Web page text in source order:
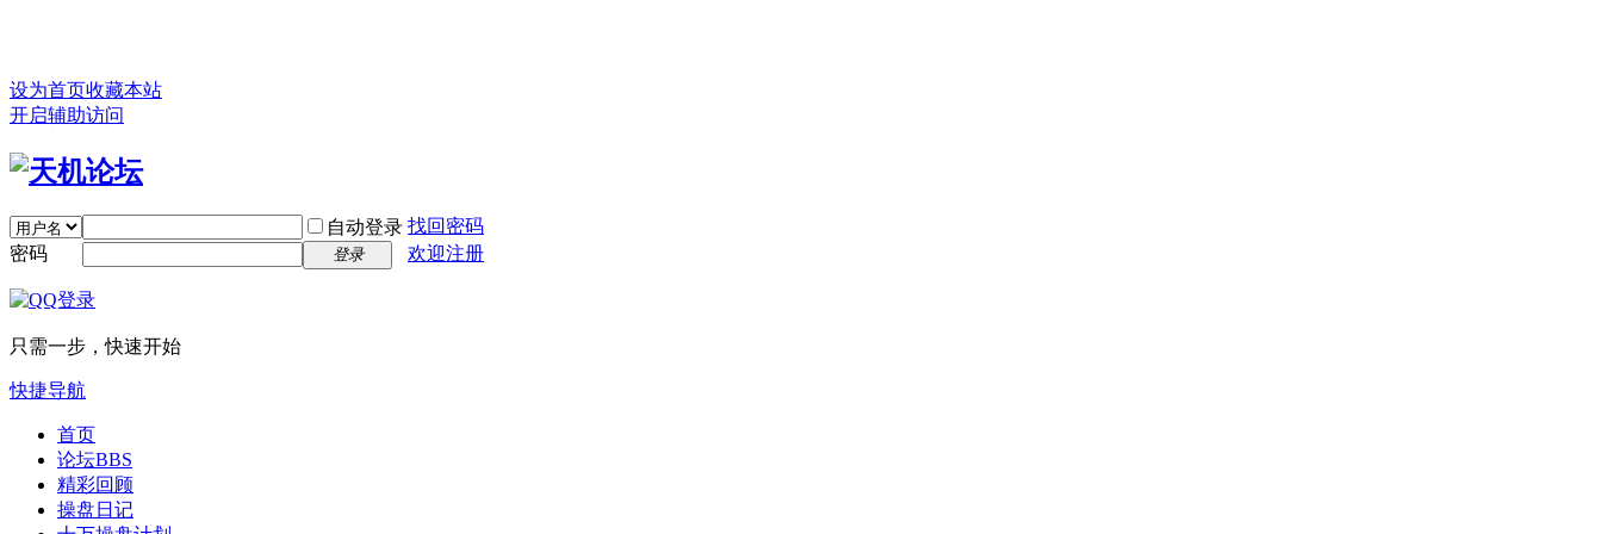
设为首页收藏本站
开启辅助访问
自动登录 找回密码
密码
登录 欢迎注册
只需一步，快速开始
快捷导航
首页
论坛BBS
精彩回顾
操盘日记